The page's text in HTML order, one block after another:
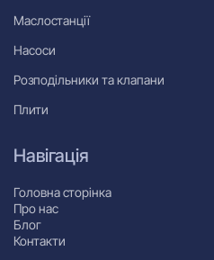
Навігація
Головна сторінка
Про нас
Блог
Контакти
Маслостанції
Насоси
Розподільники та клапани
Плити